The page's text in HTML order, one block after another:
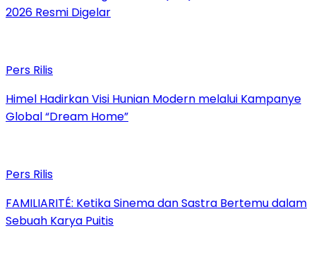
2026 Resmi Digelar
Pers Rilis
Himel Hadirkan Visi Hunian Modern melalui Kampanye
Global “Dream Home”
Pers Rilis
FAMILIARITÉ: Ketika Sinema dan Sastra Bertemu dalam
Sebuah Karya Puitis